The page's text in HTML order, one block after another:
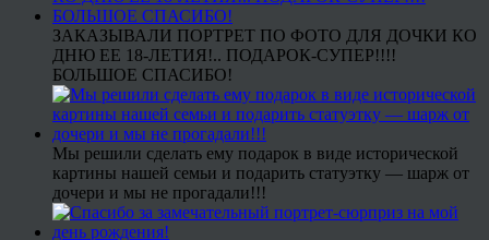
ЗАКАЗЫВАЛИ ПОРТРЕТ ПО ФОТО ДЛЯ ДОЧКИ КО
ДНЮ ЕЕ 18-ЛЕТИЯ!.. ПОДАРОК-СУПЕР!!!!
БОЛЬШОЕ СПАСИБО!
Мы решили сделать ему подарок в виде исторической
картины нашей семьи и подарить статуэтку — шарж от
дочери и мы не прогадали!!!